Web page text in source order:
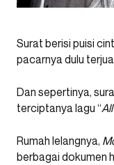
Surat berisi puisi
pacarnya dulu
Dan sepertinya,
terciptanya lagu “
Rumah lelangnya,
berbagai dokumen